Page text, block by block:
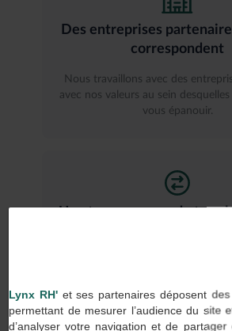
Des entreprises
correspondent
Nous travaillons avec des
avec nos valeurs au sein
vous épanouir.
Une transparence de tous
Lynx RH' et ses partenaires déposent
permettant de mesurer l’audience du site
d’analyser votre navigation et de